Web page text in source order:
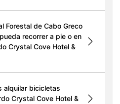
Forestal de Cabo Greco
recorrer a pie o en
Crystal Cove Hotel &
alquilar bicicletas
Crystal Cove Hotel &